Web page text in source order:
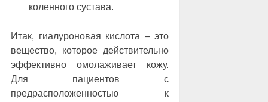
коленного сустава.
Итак, гиалуроновая кислота – это
вещество, которое действительно
эффективно омолаживает кожу.
Для пациентов с
предрасположенностью к